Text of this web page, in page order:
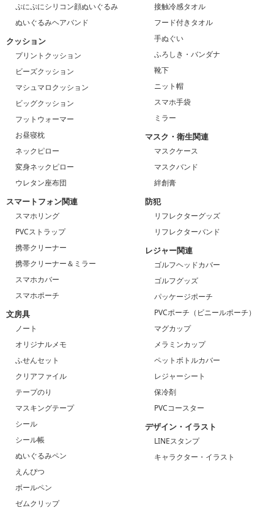
ぷにぷにシリコン顔ぬいぐるみ
ぬいぐるみヘアバンド
クッション
プリントクッション
ビーズクッション
マシュマロクッション
ビッグクッション
フットウォーマー
お昼寝枕
ネックピロー
変身ネックピロー
ウレタン座布団
スマートフォン関連
スマホリング
PVCストラップ
携帯クリーナー
携帯クリーナー＆ミラー
スマホカバー
スマホポーチ
文房具
ノート
オリジナルメモ
ふせんセット
クリアファイル
テープのり
マスキングテープ
シール
シール帳
ぬいぐるみペン
えんぴつ
ボールペン
ゼムクリップ
接触冷感タオル
フード付きタオル
手ぬぐい
ふろしき・バンダナ
靴下
ニット帽
スマホ手袋
ミラー
マスク・衛生関連
マスクケース
マスクバンド
絆創膏
防犯
リフレクターグッズ
リフレクターバンド
レジャー関連
ゴルフヘッドカバー
ゴルフグッズ
パッケージポーチ
PVCポーチ（ビニールポーチ）
マグカップ
メラミンカップ
ペットボトルカバー
レジャーシート
保冷剤
PVCコースター
デザイン・イラスト
LINEスタンプ
キャラクター・イラスト